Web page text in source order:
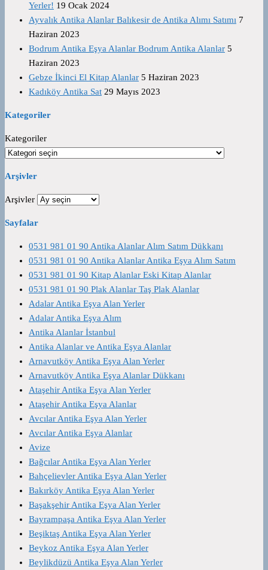
Yerler! 19 Ocak 2024
Ayvalık Antika Alanlar Balıkesir de Antika Alımı Satımı 7
Haziran 2023
Bodrum Antika Eşya Alanlar Bodrum Antika Alanlar 5
Haziran 2023
Gebze İkinci El Kitap Alanlar 5 Haziran 2023
Kadıköy Antika Sat 29 Mayıs 2023
Kategoriler
Kategoriler
Arşivler
Arşivler
Sayfalar
0531 981 01 90 Antika Alanlar Alım Satım Dükkanı
0531 981 01 90 Antika Alanlar Antika Eşya Alım Satım
0531 981 01 90 Kitap Alanlar Eski Kitap Alanlar
0531 981 01 90 Plak Alanlar Taş Plak Alanlar
Adalar Antika Eşya Alan Yerler
Adalar Antika Eşya Alım
Antika Alanlar İstanbul
Antika Alanlar ve Antika Eşya Alanlar
Arnavutköy Antika Eşya Alan Yerler
Arnavutköy Antika Eşya Alanlar Dükkanı
Ataşehir Antika Eşya Alan Yerler
Ataşehir Antika Eşya Alanlar
Avcılar Antika Eşya Alan Yerler
Avcılar Antika Eşya Alanlar
Avize
Bağcılar Antika Eşya Alan Yerler
Bahçelievler Antika Eşya Alan Yerler
Bakırköy Antika Eşya Alan Yerler
Başakşehir Antika Eşya Alan Yerler
Bayrampaşa Antika Eşya Alan Yerler
Beşiktaş Antika Eşya Alan Yerler
Beykoz Antika Eşya Alan Yerler
Beylikdüzü Antika Eşya Alan Yerler